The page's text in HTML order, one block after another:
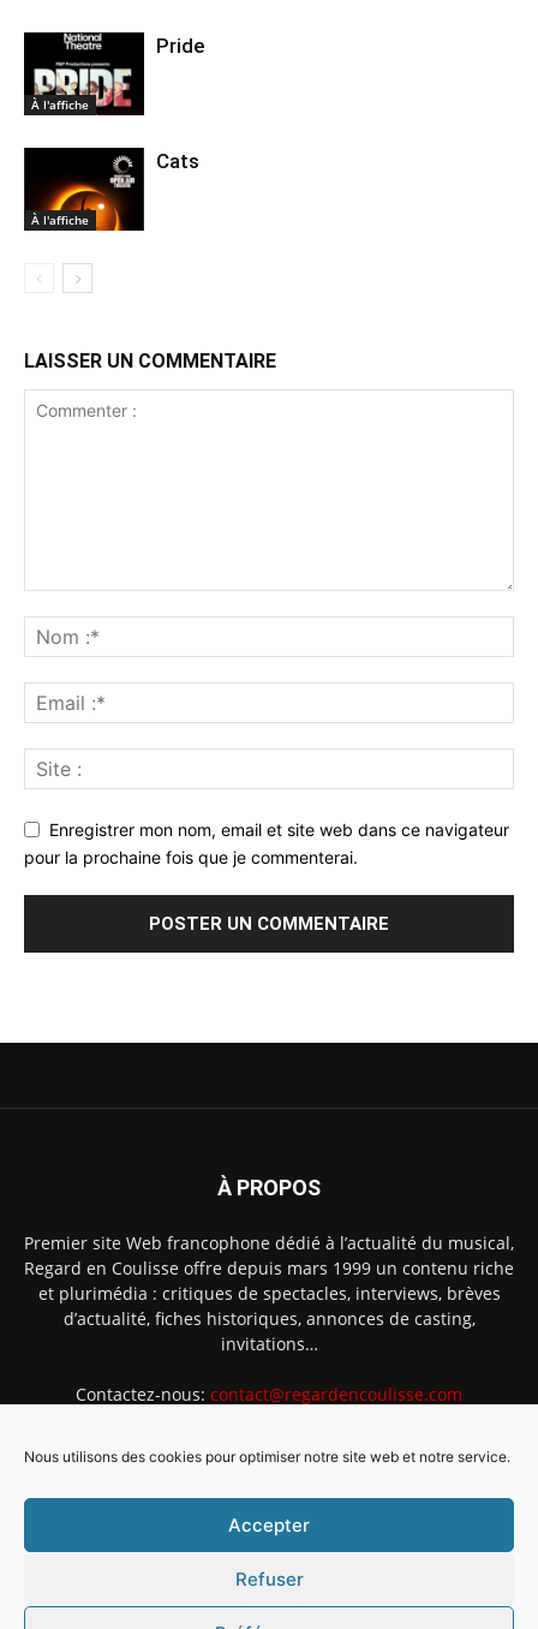
Nous utilisons des cookies pour optimiser notre site web et notre service.
Accepter
Refuser
À l'affiche
Pride
À l'affiche
Cats
LAISSER UN COMMENTAIRE
Enregistrer mon nom, email et site web dans ce navigateur
pour la prochaine fois que je commenterai.
À PROPOS
Premier site Web francophone dédié à l’actualité du musical,
Regard en Coulisse offre depuis mars 1999 un contenu riche
et plurimédia : critiques de spectacles, interviews, brèves
d’actualité, fiches historiques, annonces de casting,
invitations…
Contactez-nous: contact@regardencoulisse.com